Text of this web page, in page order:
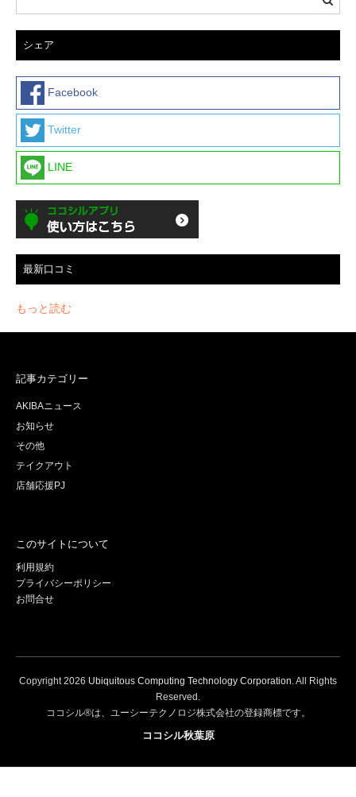
シェア
Facebook
Twitter
LINE
最新口コミ
もっと読む
記事カテゴリー
AKIBAニュース
お知らせ
その他
テイクアウト
店舗応援PJ
このサイトについて
利用規約
プライバシーポリシー
お問合せ
Copyright2026 Ubiquitous Computing Technology Corporation. All Rights
Reserved.
ココシル®は、ユーシーテクノロジ株式会社の登録商標です。
ココシル秋葉原